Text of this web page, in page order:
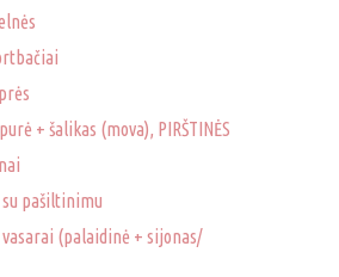
+ šalikas (mova), PIRŠTINĖS
pašiltinimu
(palaidinė + sijonas/